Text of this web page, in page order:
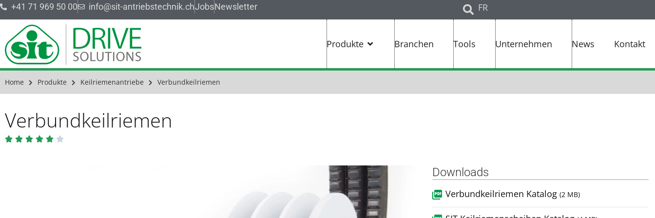
+41 71 969 50 00 info@sit-antriebstechnik.chJobsNewsletter FR
Produkte Branchen Tools Unternehmen News Kontakt
Home Produkte Keilriemenantriebe Verbundkeilriemen
Verbundkeilriemen
Downloads
Verbundkeilriemen Katalog(2 MB)